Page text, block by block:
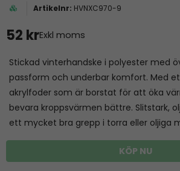
HVNXC970-9
52 krExkl moms
Stickad vinterhandske i polyester med
passform och underbar komfort. Med
akrylfoder som är borstat för att öka
bevara kroppsvärmen bättre. Slitstark,
ett mycket bra grepp i torra eller oljiga
KÖP NU